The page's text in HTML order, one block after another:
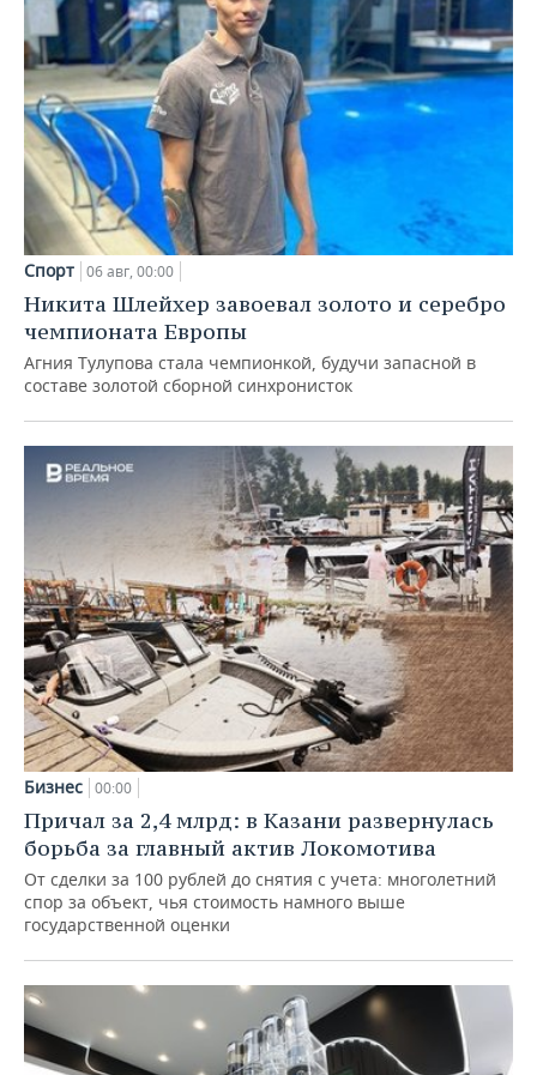
Спорт 06 авг, 00:00
Никита Шлейхер завоевал золото и серебро
чемпионата Европы
Агния Тулупова стала чемпионкой, будучи запасной в
составе золотой сборной синхронисток
Бизнес 00:00
Причал за 2,4 млрд: в Казани развернулась
борьба за главный актив Локомотива
От сделки за 100 рублей до снятия с учета: многолетний
спор за объект, чья стоимость намного выше
государственной оценки